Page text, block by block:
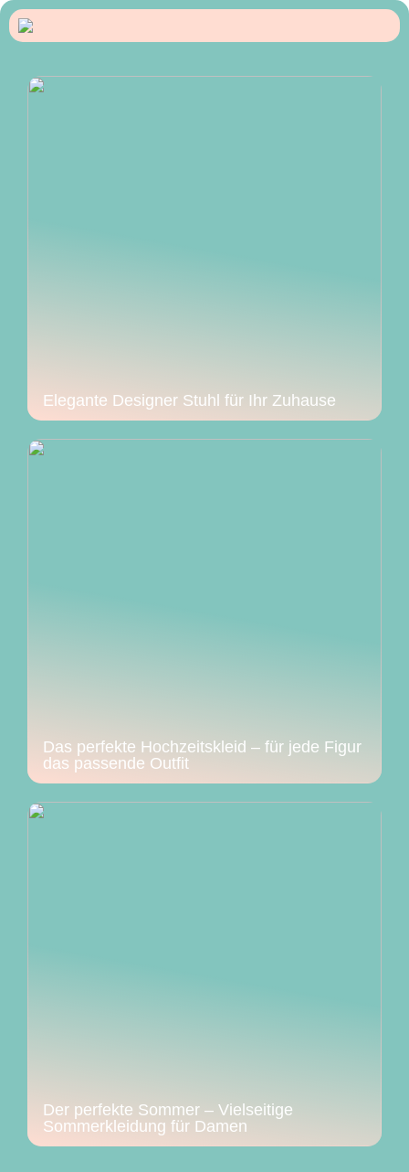
Elegante Designer Stuhl für Ihr Zuhause
Das perfekte Hochzeitskleid – für jede Figur
das passende Outfit
Der perfekte Sommer – Vielseitige
Sommerkleidung für Damen